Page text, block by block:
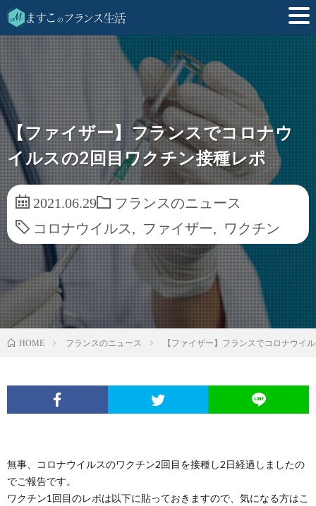
【ファイザー】フランスでコロナウ
イルスの2回目ワクチン接種レポ
2021.06.29
フランスのニュース
コロナウイルス
ファイザー ワクチン
HOME フランスのニュース 【ファイザー】フランスでコロナウイ
無事、コロナウイルスのワクチン2回目を接種し2日経過しましたの
でご報告です。
ワクチン1回目のレポは以下に貼っておきますので、気になる方はこ